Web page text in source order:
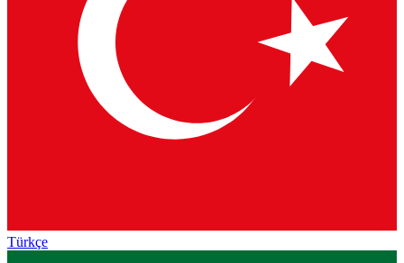
Türkçe